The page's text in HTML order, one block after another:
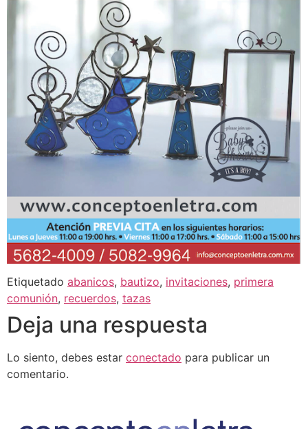
Etiquetado abanicos, bautizo, invitaciones, primera
comunión, recuerdos, tazas
Deja una respuesta
Lo siento, debes estar conectado para publicar un
comentario.